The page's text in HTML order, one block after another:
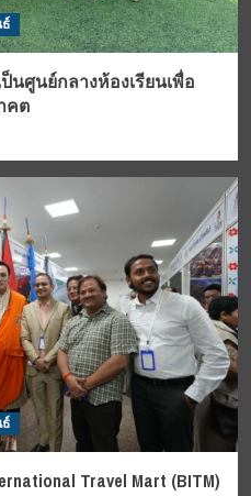
นศูนย์กลางห้องเรียนเพื่อ
คต
Travel Mart (BITM)